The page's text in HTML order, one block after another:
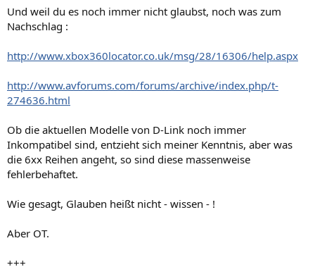
Und weil du es noch immer nicht glaubst, noch was zum
Nachschlag :
http://www.xbox360locator.co.uk/msg/28/16306/help.aspx
http://www.avforums.com/forums/archive/index.php/t-
274636.html
Ob die aktuellen Modelle von D-Link noch immer
Inkompatibel sind, entzieht sich meiner Kenntnis, aber was
die 6xx Reihen angeht, so sind diese massenweise
fehlerbehaftet.
Wie gesagt, Glauben heißt nicht - wissen - !
Aber OT.
+++